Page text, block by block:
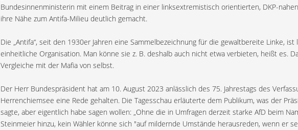
Bundesinnenministerin mit einem Beitrag in einer linksextremistisch orientierten, DKP-
ihre Nähe zum Antifa-Milieu deutlich gemacht.
Die „Antifa“, seit den 1930er Jahren eine Sammelbezeichnung für die gewaltbereite Linke,
einheitliche Organisation. Man könne sie z. B. deshalb auch nicht etwa verbieten, heißt es.
Vergleiche mit der Mafia von selbst.
Der Herr Bundespräsident hat am 10. August 2023 anlässlich des 75. Jahrestags des
Herrenchiemsee eine Rede gehalten. Die Tagesschau erläuterte dem Publikum, was der
sagte, aber eigentlich habe sagen wollen: „Ohne die in Umfragen derzeit starke AfD beim
Steinmeier hinzu, kein Wähler könne sich "auf mildernde Umstände herausreden, wenn er